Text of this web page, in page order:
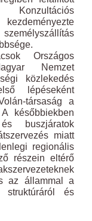
Konzultációs
Országos
Nemzet
közlekedés
lépéseként
társaság a
későbbiekben
buszjáratok
miatt
regionális
részein eltérő
az állammal a
struktúráról és